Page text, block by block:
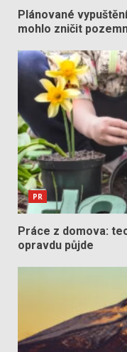
Plánované
mohlo zničit
PR
Práce z domova:
opravdu půjde